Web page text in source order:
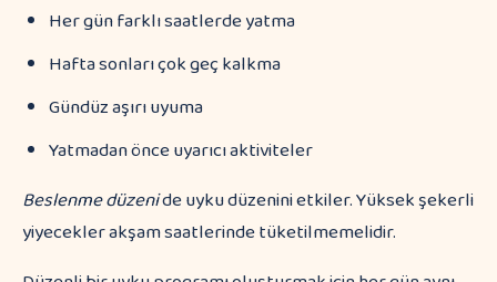
Her gün farklı saatlerde yatma
Hafta sonları çok geç kalkma
Gündüz aşırı uyuma
Yatmadan önce uyarıcı aktiviteler
Beslenme düzenide uyku düzenini etkiler. Yüksek şekerli
yiyecekler akşam saatlerinde tüketilmemelidir.